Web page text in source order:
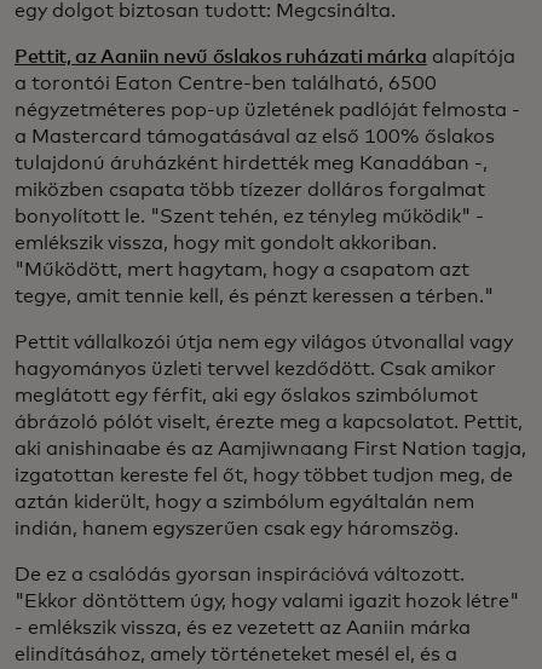
egy dolgot biztosan tudott: Megcsinálta.
Pettit, az Aaniin nevű őslakos ruházati márka alapítója
a torontói Eaton Centre-ben található, 6500
négyzetméteres pop-up üzletének padlóját felmosta -
a Mastercard támogatásával az első 100% őslakos
tulajdonú áruházként hirdették meg Kanadában -,
miközben csapata több tízezer dolláros forgalmat
bonyolított le. "Szent tehén, ez tényleg működik" -
emlékszik vissza, hogy mit gondolt akkoriban.
"Működött, mert hagytam, hogy a csapatom azt
tegye, amit tennie kell, és pénzt keressen a térben."
Pettit vállalkozói útja nem egy világos útvonallal vagy
hagyományos üzleti tervvel kezdődött. Csak amikor
meglátott egy férfit, aki egy őslakos szimbólumot
ábrázoló pólót viselt, érezte meg a kapcsolatot. Pettit,
aki anishinaabe és az Aamjiwnaang First Nation tagja,
izgatottan kereste fel őt, hogy többet tudjon meg, de
aztán kiderült, hogy a szimbólum egyáltalán nem
indián, hanem egyszerűen csak egy háromszög.
De ez a csalódás gyorsan inspirációvá változott.
"Ekkor döntöttem úgy, hogy valami igazit hozok létre"
- emlékszik vissza, és ez vezetett az Aaniin márka
elindításához, amely történeteket mesél el, és a